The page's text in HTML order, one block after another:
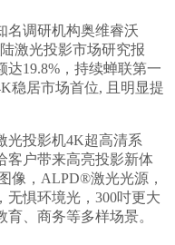
名调研机构奥维睿沃
激光投影市场研究报
19.8%，持续蝉联第一
稳居市场首位, 且明显提
光投影机4K超高清系
客户带来高亮投影新体
像，ALPD®激光光源，
无惧环境光，300吋更大
、商务等多样场景。